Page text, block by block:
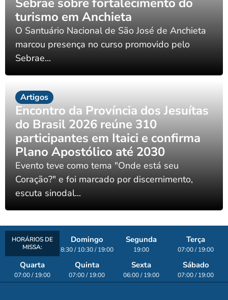
turismo em Anchieta
O Santuário Nacional de São José de Anchieta
marcou presença no curso promovido pelo
Sebrae...
Artigos
Encontro da Província dos Jesuítas
do Brasil 2026 reúne 310
participantes em Itaici e confirma
Plano Apostólico até 2030
Evento teve como tema "Onde está seu
Coração?" e foi marcado por discernimento,
escuta sinodal...
HORÁRIOS DE
MISSA:
Domingo
8:30 / 10:30 / 19:00
Segunda
19:00
Terça
07:00 / 19:00
Quarta
07:00 / 19:00
Quinta
07:00 / 19:00
Sexta
06:00 / 19:00
Sábado
07:00 / 19:00